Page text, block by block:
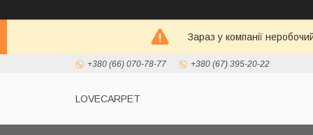
Зараз у компанії
+380 (66) 070-78-77 +380 (67) 395-20-22
LOVECARPET